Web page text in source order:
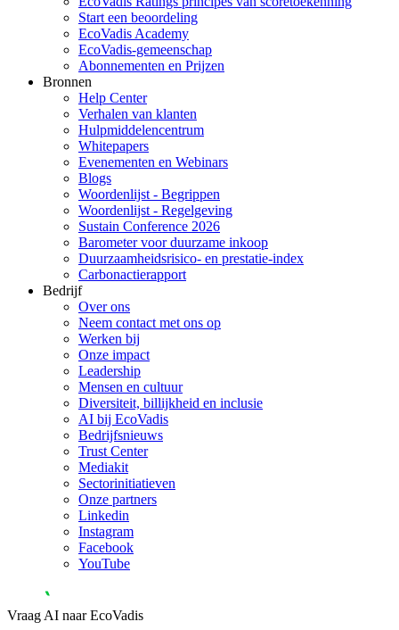
Start een beoordeling
EcoVadis Academy
EcoVadis-gemeenschap
Abonnementen en Prijzen
Bronnen
Help Center
Verhalen van klanten
Hulpmiddelencentrum
Whitepapers
Evenementen en Webinars
Blogs
Woordenlijst - Begrippen
Woordenlijst - Regelgeving
Sustain Conference 2026
Barometer voor duurzame inkoop
Duurzaamheidsrisico- en prestatie-index
Carbonactierapport
Bedrijf
Over ons
Neem contact met ons op
Werken bij
Onze impact
Leadership
Mensen en cultuur
Diversiteit, billijkheid en inclusie
AI bij EcoVadis
Bedrijfsnieuws
Trust Center
Mediakit
Sectorinitiatieven
Onze partners
Linkedin
Instagram
Facebook
YouTube
Vraag AI naar EcoVadis